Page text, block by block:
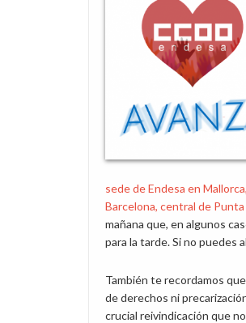
sede de Endesa en
Barcelona, central de
mañana que, en algunos
para la tarde. Si no puedes
También te recordamos
de derechos ni
crucial reivindicación que